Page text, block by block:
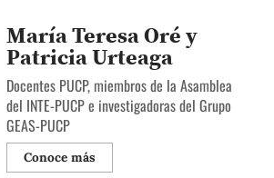
María Teresa Oré y
Patricia Urteaga
Docentes PUCP, miembros de la Asamblea
del INTE-PUCP e investigadoras del Grupo
GEAS-PUCP
Conoce más